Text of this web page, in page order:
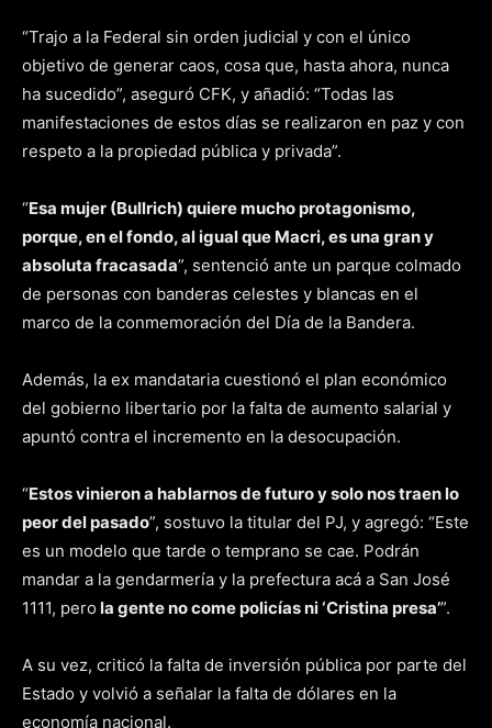
“Trajo a la Federal sin orden judicial y con el único
objetivo de generar caos, cosa que, hasta ahora, nunca
ha sucedido”, aseguró CFK, y añadió: “Todas las
manifestaciones de estos días se realizaron en paz y con
respeto a la propiedad pública y privada”.
“Esa mujer (Bullrich) quiere mucho protagonismo,
porque, en el fondo, al igual que Macri, es una gran y
absoluta fracasada”, sentenció ante un parque colmado
de personas con banderas celestes y blancas en el
marco de la conmemoración del Día de la Bandera.
Además, la ex mandataria cuestionó el plan económico
del gobierno libertario por la falta de aumento salarial y
apuntó contra el incremento en la desocupación.
“Estos vinieron a hablarnos de futuro y solo nos traen lo
peor del pasado”, sostuvo la titular del PJ, y agregó: “Este
es un modelo que tarde o temprano se cae. Podrán
mandar a la gendarmería y la prefectura acá a San José
1111, pero la gente no come policías ni ‘Cristina presa’”.
A su vez, criticó la falta de inversión pública por parte del
Estado y volvió a señalar la falta de dólares en la
economía nacional.